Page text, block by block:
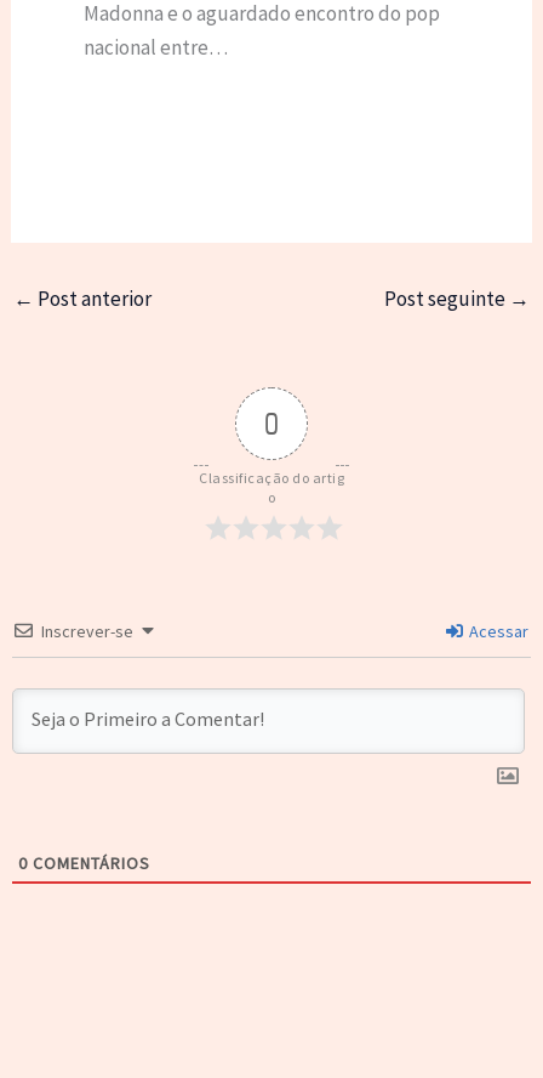
Madonna e o aguardado encontro do pop
nacional entre…
← Post anterior Post seguinte →
0
Classificação do artig
o
Inscrever-se Acessar
0 COMENTÁRIOS